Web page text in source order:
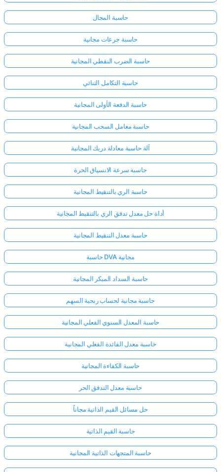
الدخول
الدعم:
حاسبة المجال
حاسبة جرعات مجانية
حاسبة الضرب النقطي المجانية
حاسبة التكامل الثنائي
حاسبة الدفعة الأولى المجانية
حاسبة معامل السحب المجانية
آلة حاسبة معادلة دريك المجانية
حاسبة سرعة الانسياق الحرة
حاسبة الري بالتنقيط المجانية
أداة حل معدل تدفق الري بالتنقيط المجانية
حاسبة معدل التنقيط المجانية
حاسبة DVA مجانية
حاسبة السداد المبكر المجانية
حاسبة مجانية لحساب ربحية السهم
حاسبة المعدل السنوي الفعلي المجانية
حاسبة معدل الفائدة الفعلي المجانية
حاسبة الكفاءة المجانية
حاسبة معدل التدفق الحر
حل مسائل القيم الذاتية مجاناً
حاسبة القيم الذاتية
حاسبة المتجهات الذاتية المجانية